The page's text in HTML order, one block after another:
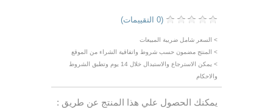
(0 التقييمات)
> السعر شامل ضريبة المبيعات
> المنتج مضمون حسب شروط واتفاقية الشراء من الموقع
> يمكن الاسترجاع والاستبدال خلال 14 يوم وتطبق الشروط
والاحكام
يمكنك الحصول علي هذا المنتج عن طريق :